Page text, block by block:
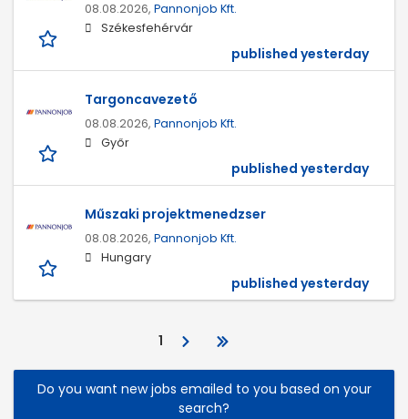
08.08.2026, Pannonjob Kft.
Székesfehérvár
published yesterday
Targoncavezető
08.08.2026, Pannonjob Kft.
Győr
published yesterday
Műszaki projektmenedzser
08.08.2026, Pannonjob Kft.
Hungary
published yesterday
1
Do you want new jobs emailed to you based on your
search?